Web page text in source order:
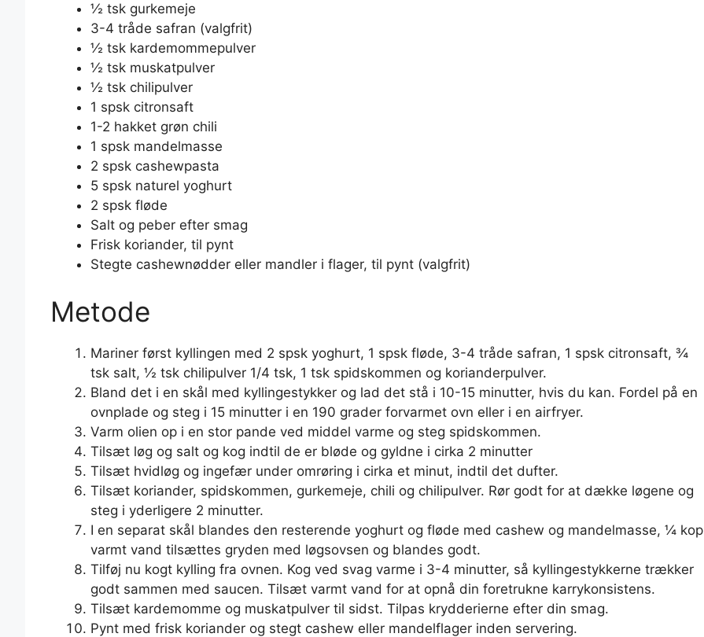
½ tsk gurkemeje
3-4 tråde safran (valgfrit)
½ tsk kardemommepulver
½ tsk muskatpulver
½ tsk chilipulver
1 spsk citronsaft
1-2 hakket grøn chili
1 spsk mandelmasse
2 spsk cashewpasta
5 spsk naturel yoghurt
2 spsk fløde
Salt og peber efter smag
Frisk koriander, til pynt
Stegte cashewnødder eller mandler i flager, til pynt (valgfrit)
Metode
Mariner først kyllingen med 2 spsk yoghurt, 1 spsk fløde, 3-4 tråde safran, 1 spsk citronsaft, ¾
tsk salt, ½ tsk chilipulver 1/4 tsk, 1 tsk spidskommen og korianderpulver.
Bland det i en skål med kyllingestykker og lad det stå i 10-15 minutter, hvis du kan. Fordel på en
ovnplade og steg i 15 minutter i en 190 grader forvarmet ovn eller i en airfryer.
Varm olien op i en stor pande ved middel varme og steg spidskommen.
Tilsæt løg og salt og kog indtil de er bløde og gyldne i cirka 2 minutter
Tilsæt hvidløg og ingefær under omrøring i cirka et minut, indtil det dufter.
Tilsæt koriander, spidskommen, gurkemeje, chili og chilipulver. Rør godt for at dække løgene og
steg i yderligere 2 minutter.
I en separat skål blandes den resterende yoghurt og fløde med cashew og mandelmasse, ¼ kop
varmt vand tilsættes gryden med løgsovsen og blandes godt.
Tilføj nu kogt kylling fra ovnen. Kog ved svag varme i 3-4 minutter, så kyllingestykkerne trækker
godt sammen med saucen. Tilsæt varmt vand for at opnå din foretrukne karrykonsistens.
Tilsæt kardemomme og muskatpulver til sidst. Tilpas krydderierne efter din smag.
Pynt med frisk koriander og stegt cashew eller mandelflager inden servering.